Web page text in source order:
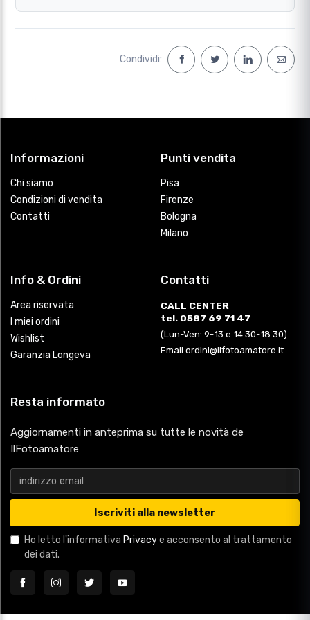
Condividi:
Informazioni
Chi siamo
Condizioni di vendita
Contatti
Punti vendita
Pisa
Firenze
Bologna
Milano
Info & Ordini
Area riservata
I miei ordini
Wishlist
Garanzia Longeva
Contatti
CALL CENTER
tel. 0587 69 71 47
(Lun-Ven: 9-13 e 14.30-18.30)
Email ordini@ilfotoamatore.it
Resta informato
Aggiornamenti in anteprima su tutte le novità de
IlFotoamatore
Iscriviti alla newsletter
Ho letto l'informativa Privacye acconsento al trattamento
dei dati.